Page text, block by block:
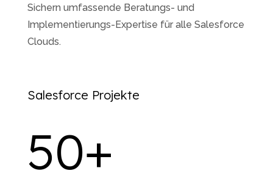
Sichern umfassende Beratungs- und
Implementierungs-Expertise für alle Salesforce
Clouds.
Salesforce Projekte
50+